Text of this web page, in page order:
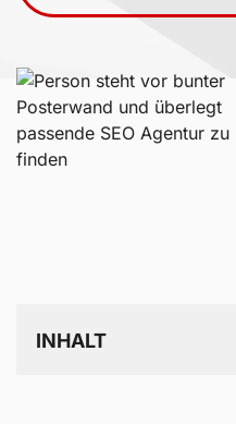
INHALT